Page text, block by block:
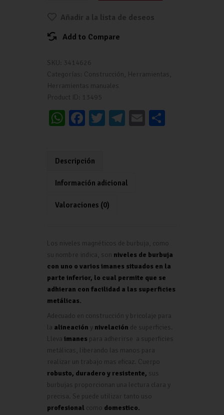
Añadir a la lista de deseos
Add to Compare
SKU: 3414626
Categorías: Construcción, Herramientas ,
Herramientas manuales
Product ID: 13495
W
s
A
p
Fa
o
o
T
Te
m
E
Descripción
Información adicional
Valoraciones (0)
Los niveles magnéticos de burbuja, como
su nombre indica, son niveles de burbuja
con uno o varios imanes situados en la
parte inferior, lo cual permite que se
adhieran con facilidad a las superficies
metálicas.
Adecuado en construcción y bricolaje para
la alineación y nivelación de superficies.
Lleva imanes para adherirse a superficies
metálicas, liberando las manos para
realizar un trabajo mas eficaz. Cuerpo
robusto, duradero y resistente, sus
burbujas proporcionan una lectura clara y
precisa. Se puede utilizar tanto uso
profesional como domestico.